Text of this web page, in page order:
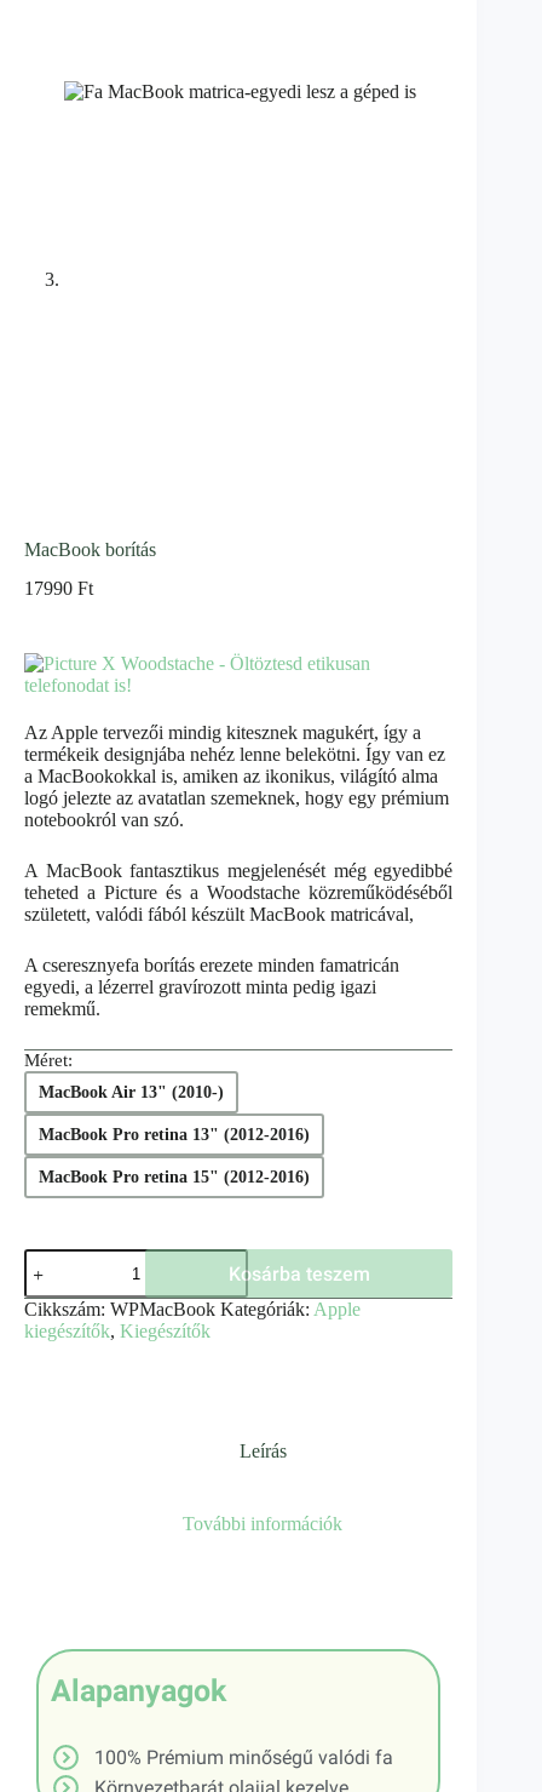
MacBook borítás
17990 Ft
Az Apple tervezői mindig kitesznek magukért, így a
termékeik designjába nehéz lenne belekötni. Így van ez
a MacBookokkal is, amiken az ikonikus, világító alma
logó jelezte az avatatlan szemeknek, hogy egy prémium
notebookról van szó.
A MacBook fantasztikus megjelenését még egyedibbé
teheted a Picture és a Woodstache közreműködéséből
született, valódi fából készült MacBook matricával,
A cseresznyefa borítás erezete minden famatricán
egyedi, a lézerrel gravírozott minta pedig igazi
remekmű.
Méret:
MacBook Air 13" (2010-)
MacBook Pro retina 13" (2012-2016)
MacBook Pro retina 15" (2012-2016)
Kosárba teszem
Cikkszám: WPMacBook Kategóriák: Apple
kiegészítők, Kiegészítők
Leírás
További információk
Alapanyagok
100% Prémium minőségű valódi fa